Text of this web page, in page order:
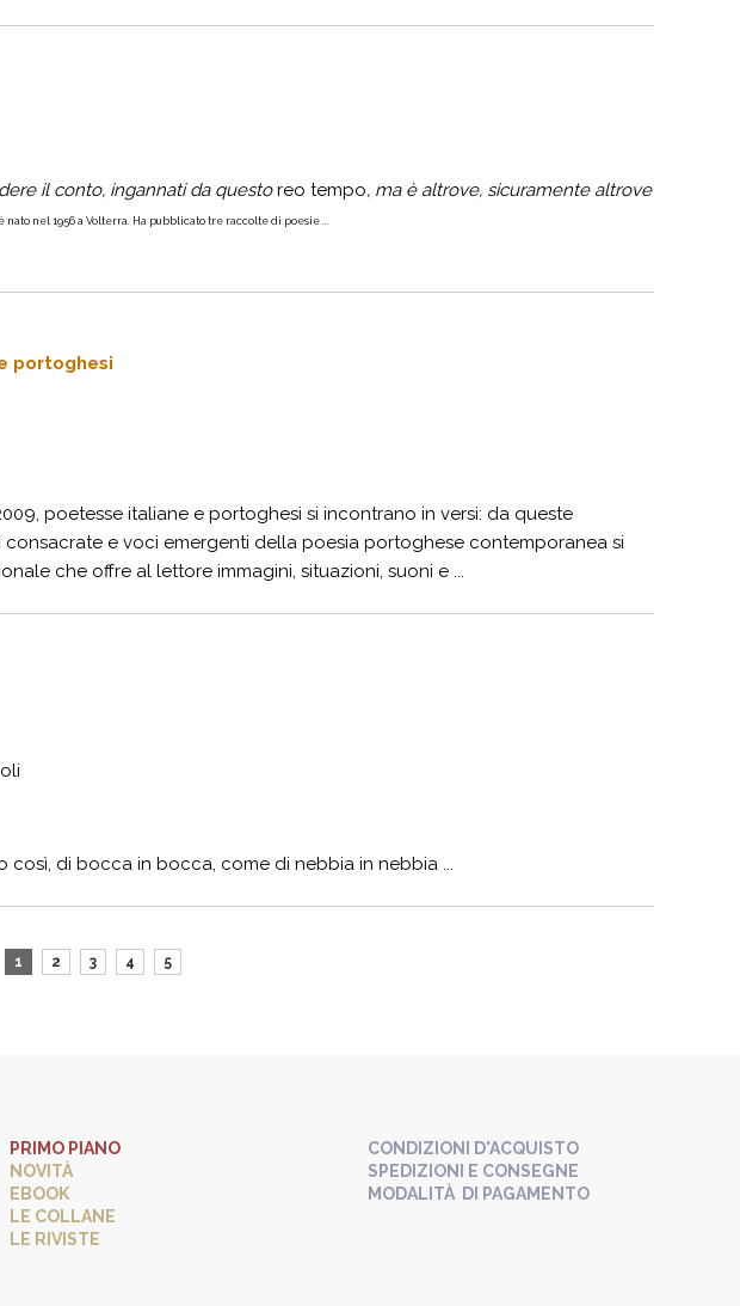
il conto, ingannati da questoreo tempo, ma è altrove, sicuramente altrove
nato nel 1956 a Volterra. Ha pubblicato tre raccolte di poesie ...
portoghesi
poetesse italiane e portoghesi si incontrano in versi: da queste
consacrate e voci emergenti della poesia portoghese contemporanea si
che offre al lettore immagini, situazioni, suoni e ...
così, di bocca in bocca, come di nebbia in nebbia ...
1 2 3 4 5
PRIMO PIANO
NOVITÀ
EBOOK
LE COLLANE
LE RIVISTE
CONDIZIONI D'ACQUISTO
SPEDIZIONI E CONSEGNE
MODALITÀ DI PAGAMENTO